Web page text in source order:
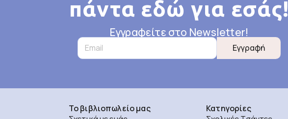
πάντα εδώ για εσάς!
Εγγραφείτε στο Newsletter!
Εγγραφή
Το βιβλιοπωλείο μας
Κατηγορίες